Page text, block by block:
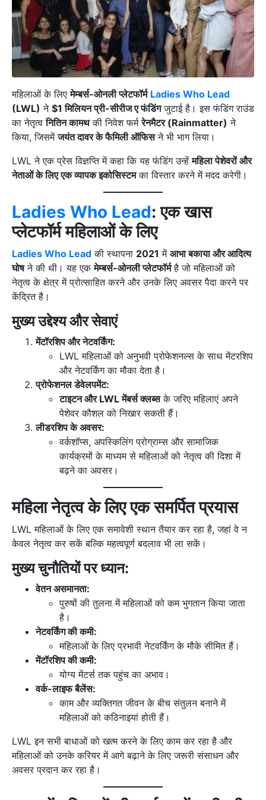
महिलाओं के लिएमेम्बर्स-ओनली प्लेटफॉर्म Ladies Who Lead
(LWL) ने $1 मिलियन प्री-सीरीज ए फंडिंगजुटाई है। इस फंडिंग राउंड
का नेतृत्वनितिन कामथकी निवेश फर्मरेनमैटर (Rainmatter) ने
किया, जिसमेंजयंत दावर के फैमिली ऑफिसने भी भाग लिया।
LWL ने एक प्रेस विज्ञप्ति में कहा कि यह फंडिंग उन्हेंमहिला पेशेवरों और
नेताओं के लिए एक व्यापक इकोसिस्टमका विस्तार करने में मदद करेगी।
Ladies Who Lead: एक खास
प्लेटफॉर्म महिलाओं के लिए
Ladies Who Lead की स्थापना 2021 में आभा बकाया और आदित्य
घोषने की थी। यह एकमेम्बर्स-ओनली प्लेटफॉर्महै जो महिलाओं को
नेतृत्व के क्षेत्र में प्रोत्साहित करने और उनके लिए अवसर पैदा करने पर
केंद्रित है।
मुख्य उद्देश्य और सेवाएं
मेंटॉरशिप और नेटवर्किंग:
LWL महिलाओं को अनुभवी प्रोफेशनल्स के साथ मेंटरशिप
और नेटवर्किंग का मौका देता है।
प्रोफेशनल डेवेलपमेंट:
टाइटन और LWL मेंबर्स क्लब्सके जरिए महिलाएं अपने
पेशेवर कौशल को निखार सकती हैं।
लीडरशिप के अवसर:
वर्कशॉप्स, अपस्किलिंग प्रोग्राम्स और सामाजिक
कार्यक्रमों के माध्यम से महिलाओं को नेतृत्व की दिशा में
बढ़ने का अवसर।
महिला नेतृत्व के लिए एक समर्पित प्रयास
LWL महिलाओं के लिए एक समावेशी स्थान तैयार कर रहा है, जहां वे न
केवल नेतृत्व कर सकें बल्कि महत्वपूर्ण बदलाव भी ला सकें।
मुख्य चुनौतियों पर ध्यान:
वेतन असमानता:
पुरुषों की तुलना में महिलाओं को कम भुगतान किया जाता
है।
नेटवर्किंग की कमी:
महिलाओं के लिए प्रभावी नेटवर्किंग के मौके सीमित हैं।
मेंटॉरशिप की कमी:
योग्य मेंटर्स तक पहुंच का अभाव।
वर्क-लाइफ बैलेंस:
काम और व्यक्तिगत जीवन के बीच संतुलन बनाने में
महिलाओं को कठिनाइयां होती हैं।
LWL इन सभी बाधाओं को खत्म करने के लिए काम कर रहा है और
महिलाओं को उनके करियर में आगे बढ़ाने के लिए जरूरी संसाधन और
अवसर प्रदान कर रहा है।